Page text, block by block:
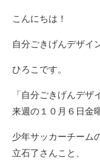
こんにちは！
自分ごきげんデザイ
ひろこです。
「自分ごきげんデザ
来週の１０月６日金
少年サッカーチーム
立石了さんこと、